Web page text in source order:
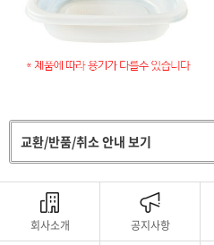
교환/반품/취소 안내 보기
회사소개 공지사항